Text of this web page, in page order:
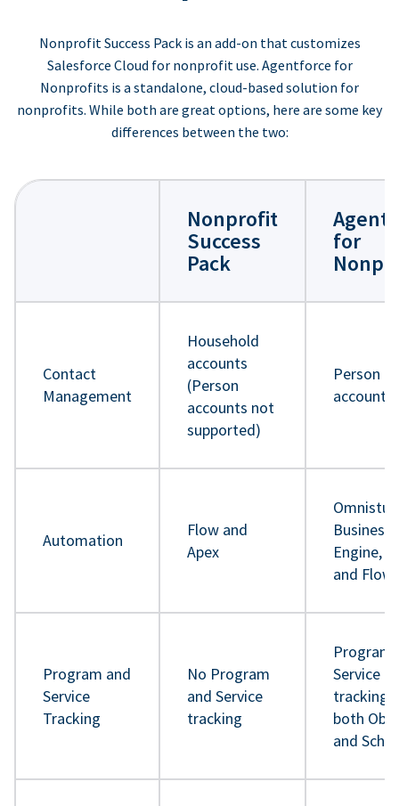
Nonprofit Success Pack is an add-on that customizes
Salesforce Cloud for nonprofit use. Agentforce for
Nonprofits is a standalone, cloud-based solution for
nonprofits. While both are great options, here are some key
differences between the two:
Nonprofit
Success
Pack
for
Contact
Management
Household
accounts
(Person
accounts not
supported)
Person
accounts
Automation
Flow and
Apex
Business
Engine,
and Flow
Program and
Service
Tracking
No Program
and Service
tracking
Program
Service
tracking
both
and